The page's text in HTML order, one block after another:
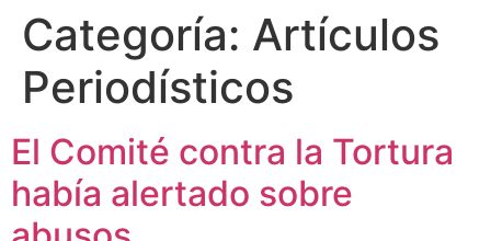
Categoría: Artículos
Periodísticos
El Comité contra la Tortura
había alertado sobre